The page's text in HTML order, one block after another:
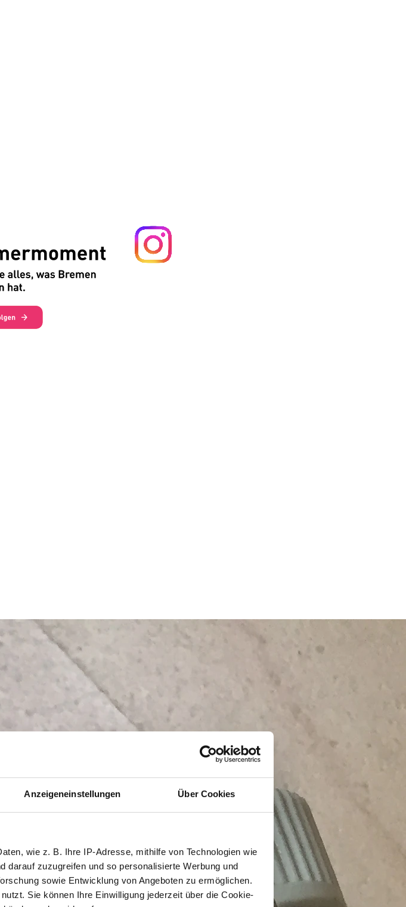
Anzeigeneinstellungen Über Cookies
wie z. B. Ihre IP-Adresse, mithilfe von Technologien wie
darauf zuzugreifen und so personalisierte Werbung und
sowie Entwicklung von Angeboten zu ermöglichen.
Sie können Ihre Einwilligung jederzeit über die Cookie-